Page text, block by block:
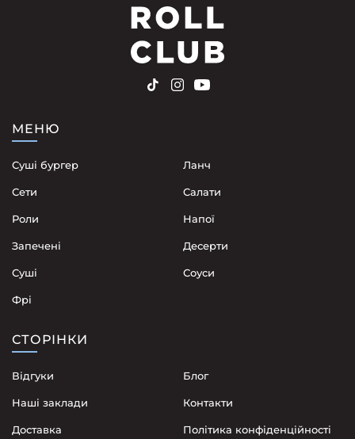
МЕНЮ
Суші бургер
Сети
Роли
Запечені
Суші
Фрі
Ланч
Cалати
Напої
Десерти
Соуси
СТОРІНКИ
Відгуки
Наші заклади
Доставка
Блог
Контакти
Політика конфіденційності